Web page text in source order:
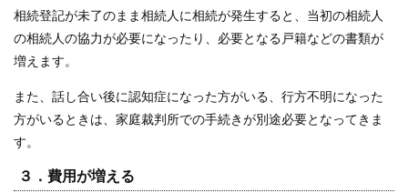
相続登記が未了のまま相続人に相続が発生すると、当初の相続人
の相続人の協力が必要になったり、必要となる戸籍などの書類が
増えます。
また、話し合い後に認知症になった方がいる、行方不明になった
方がいるときは、家庭裁判所での手続きが別途必要となってきま
す。
３．費用が増える